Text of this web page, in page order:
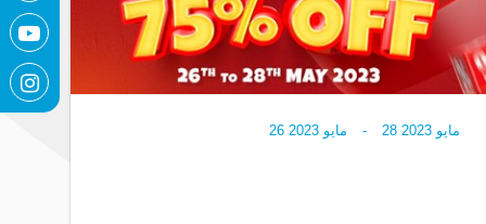
21 نوفمبر 2022